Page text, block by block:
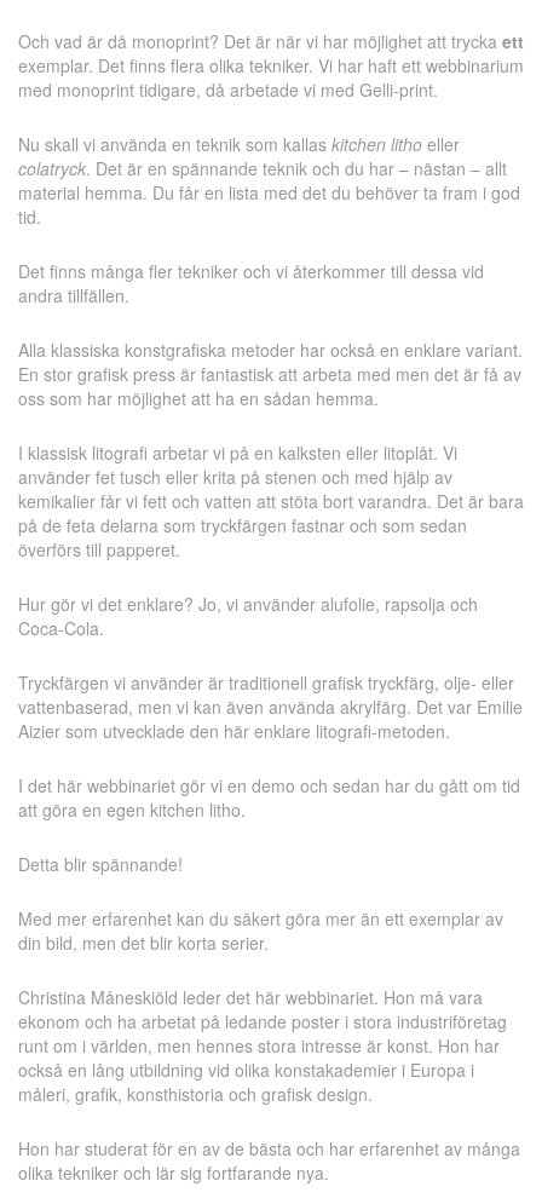
Och vad är då monoprint? Det är när vi har möjlighet att trycka ett
exemplar. Det finns flera olika tekniker. Vi har haft ett webbinarium
med monoprint tidigare, då arbetade vi med Gelli-print.
Nu skall vi använda en teknik som kallas kitchen litho eller
colatryck. Det är en spännande teknik och du har – nästan – allt
material hemma. Du får en lista med det du behöver ta fram i god
tid.
Det finns många fler tekniker och vi återkommer till dessa vid
andra tillfällen.
Alla klassiska konstgrafiska metoder har också en enklare variant.
En stor grafisk press är fantastisk att arbeta med men det är få av
oss som har möjlighet att ha en sådan hemma.
I klassisk litografi arbetar vi på en kalksten eller litoplåt. Vi
använder fet tusch eller krita på stenen och med hjälp av
kemikalier får vi fett och vatten att stöta bort varandra. Det är bara
på de feta delarna som tryckfärgen fastnar och som sedan
överförs till papperet.
Hur gör vi det enklare? Jo, vi använder alufolie, rapsolja och
Coca-Cola.
Tryckfärgen vi använder är traditionell grafisk tryckfärg, olje- eller
vattenbaserad, men vi kan även använda akrylfärg. Det var Emilie
Aizier som utvecklade den här enklare litografi-metoden.
I det här webbinariet gör vi en demo och sedan har du gått om tid
att göra en egen kitchen litho.
Detta blir spännande!
Med mer erfarenhet kan du säkert göra mer än ett exemplar av
din bild, men det blir korta serier.
Christina Måneskiöld leder det här webbinariet. Hon må vara
ekonom och ha arbetat på ledande poster i stora industriföretag
runt om i världen, men hennes stora intresse är konst. Hon har
också en lång utbildning vid olika konstakademier i Europa i
måleri, grafik, konsthistoria och grafisk design.
Hon har studerat för en av de bästa och har erfarenhet av många
olika tekniker och lär sig fortfarande nya.